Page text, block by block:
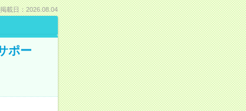
掲載日：2026.08.04
ポー